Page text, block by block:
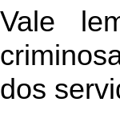
Vale
dos